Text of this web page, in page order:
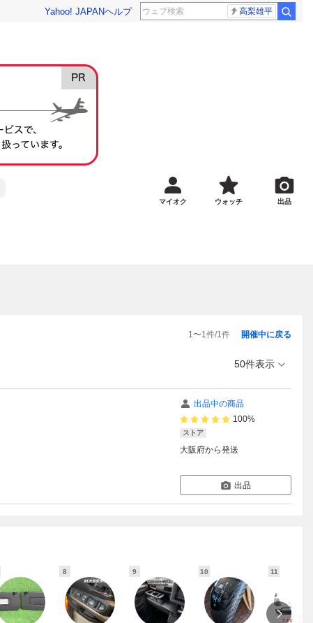
Yahoo! JAPANヘルプ 高梨雄平
マイオク ウォッチ 出品
1〜1件/1件 開催中に戻る
50件表示
出品中の商品
100%
ストア
大阪府から発送
出品
8 9 10 11